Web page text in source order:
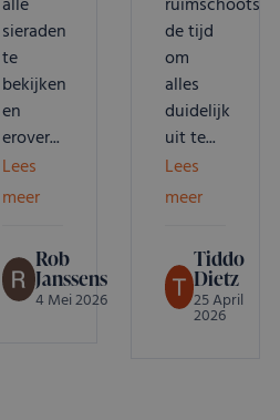
alle
sieraden
te
bekijken
en
erover...
Lees
meer
Rob
Janssens
4 Mei 2026
ruimschoots
de tijd
om
alles
duidelijk
uit te...
Lees
meer
Tiddo
Dietz
25 April
2026